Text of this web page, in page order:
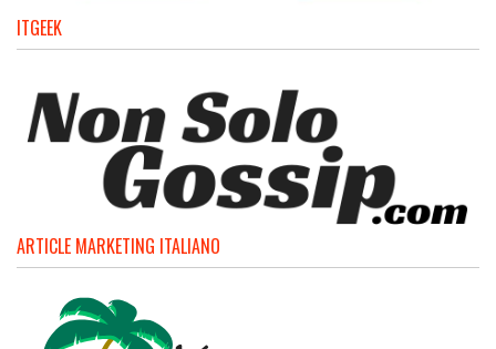
ITGEEK
ARTICLE MARKETING ITALIANO